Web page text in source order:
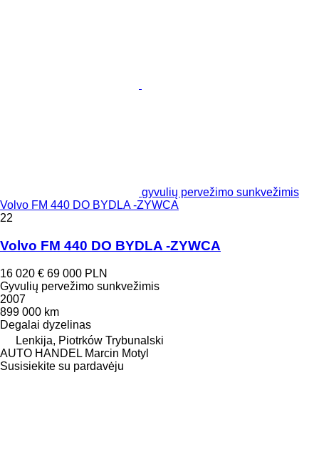
gyvulių pervežimo sunkvežimis
Volvo FM 440 DO BYDLA -ZYWCA
22
Volvo FM 440 DO BYDLA -ZYWCA
16 020 € 69 000 PLN
Gyvulių pervežimo sunkvežimis
2007
899 000 km
Degalai dyzelinas
Lenkija, Piotrków Trybunalski
AUTO HANDEL Marcin Motyl
Susisiekite su pardavėju